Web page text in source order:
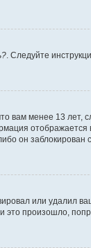
. Следуйте
вам менее 13 лет,
отображается
он заблокирован
или удалил
произошло,